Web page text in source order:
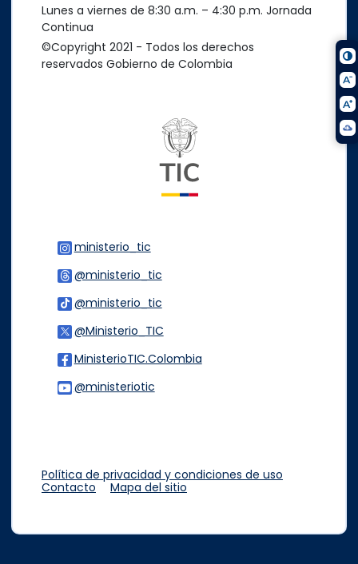
Lunes a viernes de 8:30 a.m. – 4:30 p.m. Jornada
Continua
©Copyright 2021 - Todos los derechos
reservados Gobierno de Colombia
ministerio_tic
@ministerio_tic
@ministerio_tic
@Ministerio_TIC
MinisterioTIC.Colombia
@ministeriotic
Política de privacidad y condiciones de uso
Contacto
Mapa del sitio